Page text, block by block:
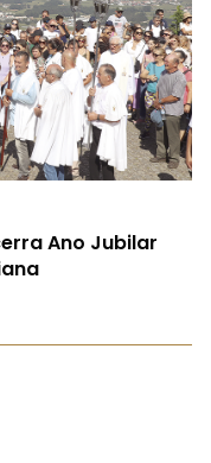
Ano Jubilar